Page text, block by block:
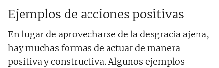
Ejemplos de acciones positivas
En lugar de aprovecharse de la desgracia ajena,
hay muchas formas de actuar de manera
positiva y constructiva. Algunos ejemplos